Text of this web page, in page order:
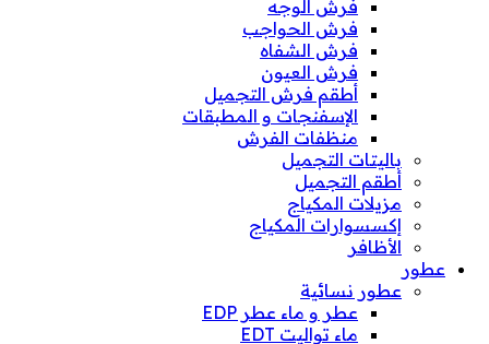
فرش الوجه
فرش الحواجب
فرش الشفاه
فرش العيون
أطقم فرش التجميل
الإسفنجات و المطبقات
منظفات الفرش
باليتات التجميل
أطقم التجميل
مزيلات المكياج
إكسسوارات المكياج
الأظافر
عطور
عطور نسائية
عطر و ماء عطر EDP
ماء تواليت EDT